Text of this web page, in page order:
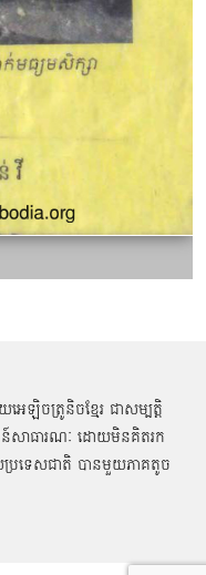
ឡិចត្រូនិចខ្មែរ ជាសម្បតិ្ត
ជន៍សាធារណៈ ដោយមិនគិតរក
ប្រទេសជាតិ បានមួយភាគតូច